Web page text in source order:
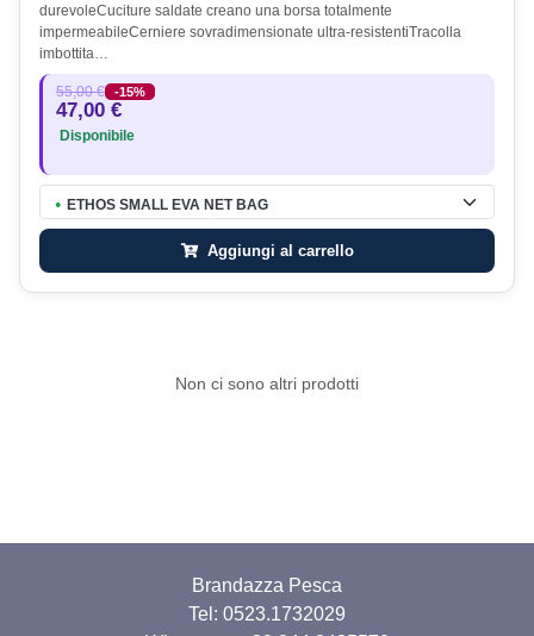
durevoleCuciture saldate creano una borsa totalmente
impermeabileCerniere sovradimensionate ultra-resistentiTracolla
imbottita…
55,00 € -15%
47,00 €
Disponibile
● ETHOS SMALL EVA NET BAG
Aggiungi al carrello
Non ci sono altri prodotti
Brandazza Pesca
Tel: 0523.1732029